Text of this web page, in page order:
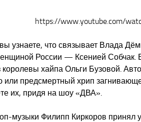
https://www.youtube.com/
узнаете, что связывает Влада
России — Ксенией Собчак.
хайпа Ольги Бузовой.
предсмертный хрип
их, придя на шоу «ДВА».
музыки Филипп Киркоров